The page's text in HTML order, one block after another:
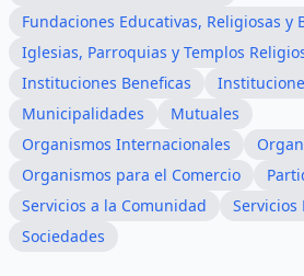
Fundaciones Educativas, Religiosas y
Iglesias, Parroquias y Templos
Instituciones Beneficas
Municipalidades
Mutuales
Organismos Internacionales
Organismos para el Comercio
Servicios a la Comunidad
Servicios
Sociedades